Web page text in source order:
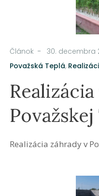
Článok 30. decembra
Považská Teplá,
Realizácia záhrady v